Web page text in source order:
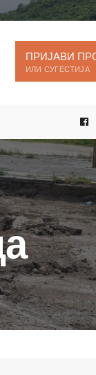
ПРИЈАВИ
ИЛИ СУГЕСТИЈА